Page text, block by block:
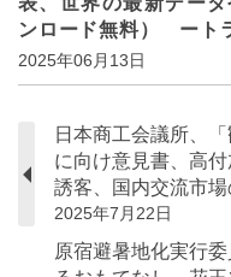
ンロード無料） ート
2025年06月13日
日本商工会議所、
に向け意見書、高
誘客、国内交流市
2025年7月22日
原宿避暑地化実行